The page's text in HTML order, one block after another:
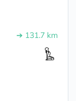
➔ 131.7 km